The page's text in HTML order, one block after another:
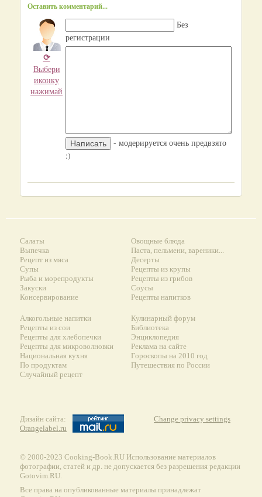
Оставить комментарий...
⟳
Выбери
иконку
нажимай
Без
регистрации
- модерируется очень предвзято
:)
Салаты
Выпечка
Рецепт из мяса
Супы
Рыба и морепродукты
Закуски
Консервирование
Овощные блюда
Паста, пельмени, вареники...
Десерты
Рецепты из крупы
Рецепты из грибов
Соусы
Рецепты напитков
Алкогольные напитки
Рецепты из сои
Рецепты для хлебопечки
Рецепты для микроволновки
Национальная кухня
По продуктам
Случайный рецепт
Кулинарный форум
Библиотека
Энциклопедия
Реклама на сайте
Гороскопы на 2010 год
Путешествия по России
Дизайн сайта:
Orangelabel.ru
Change privacy settings
© 2000-2023 Сooking-Book.RU Использование материалов
фотографии, статей и др. не допускается без разрешения редакции
Gotovim.RU.
Все права на опубликованные материалы принадлежат